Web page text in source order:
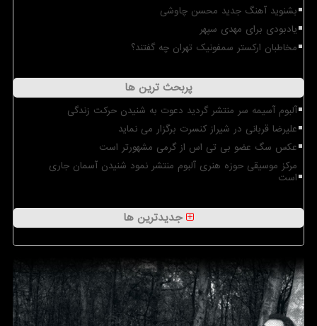
بشنوید آهنگ جدید محسن چاوشی
یادبودی برای مهدی سپهر
مخاطبان ارکستر سمفونیک تهران چه گفتند؟
پربحث ترین ها
آلبوم آسیمه سر منتشر گردید دعوت به شنیدن حرکت زندگی
علیرضا قربانی در شیراز کنسرت برگزار می نماید
عکس سگ عضو بی تی اس از گرمی مشهورتر است
مرکز موسیقی حوزه هنری آلبوم منتشر نمود شنیدن آسمان جاری
است
جدیدترین ها